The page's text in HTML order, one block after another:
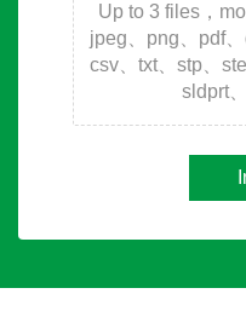
Up to 3 files，
jpeg、png、pdf
csv、txt、stp、
sldprt